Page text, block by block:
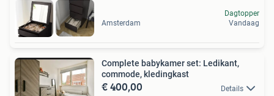
Amsterdam
Dagtopper
Vandaag
Complete babykamer set: Ledikant,
commode, kledingkast
€ 400,00 Details